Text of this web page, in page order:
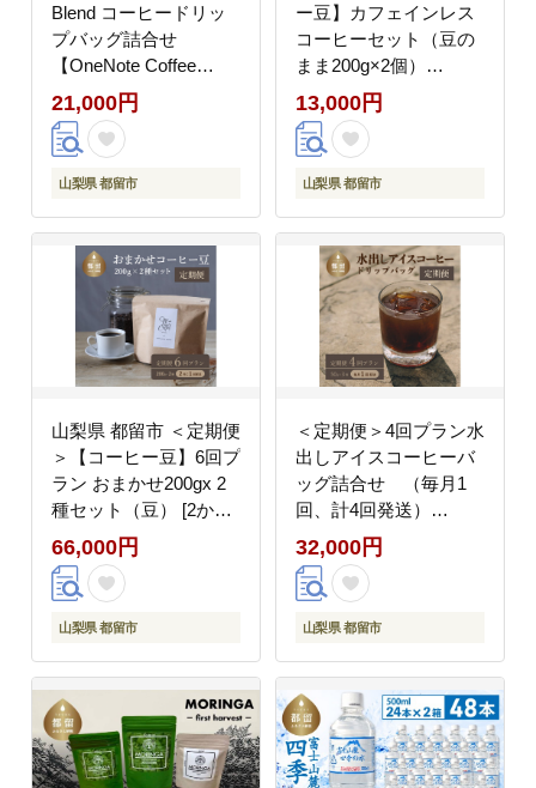
Blend コーヒードリッ
プバッグ詰合せ
【OneNote Coffee
Roaster】｜煎りたて
コーヒー 直送 ジャズ
老舗 本格派 喫茶店 プ
アロマ 香り コク 深み
芳醇 リフレッシュ カフ
ェイン 高級 マイルドブ
レンド ケニア サントス
モカ マンデリン カフェ
21,000円
山梨県 都留市
ー豆】カフェインレス
コーヒーセット（豆の
まま200g×2個）
【OneNote Coffee
Roaster】｜煎りたて
カフェインレス コーヒ
答 珈琲豆 コーヒー豆
珈琲 デカフェ チョコレ
ート デザート フレーバ
ー 旅行 キャンプ アウ
トドア ケーキ
13,000円
山梨県 都留市
山梨県 都留市 ＜定期便
＞【コーヒー豆】6回プ
ラン おまかせ200gx 2
種セット（豆） [2か月
に1回、計6回発送]
【OneNote Coffee
Roaster】｜煎りたて
ト 贈答 珈琲豆 コーヒ
ー豆 珈琲 スペシャルテ
ィー チョコレート デザ
ート フレーバー 旅行
キャンプ アウトドア ケ
ーキ ハウスブレンド シ
66,000円
山梨県 都留市
＜定期便＞4回プラン水
出しアイスコーヒーバ
ッグ詰合せ （毎月1
回、計4回発送）
【OneNote Coffee
Roaster】｜煎りたて
コーヒー 直送 プレゼン
珈琲 水出し アイスコー
ヒー 詰め合わせ コーヒ
ーバッグ コーヒーパッ
ク
32,000円
山梨県 都留市